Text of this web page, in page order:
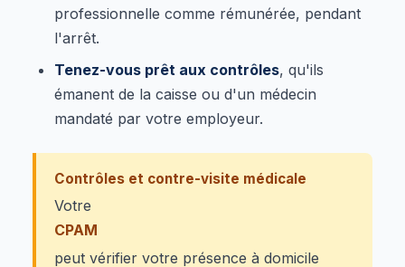
professionnelle comme rémunérée, pendant
l'arrêt.
Tenez-vous prêt aux contrôles, qu'ils
émanent de la caisse ou d'un médecin
mandaté par votre employeur.
Contrôles et contre-visite médicale
Votre
CPAM
peut vérifier votre présence à domicile